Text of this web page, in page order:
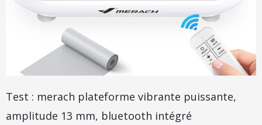
Test : merach plateforme vibrante puissante,
amplitude 13 mm, bluetooth intégré